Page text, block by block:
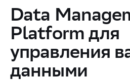
Data
Platform для
управления
данными